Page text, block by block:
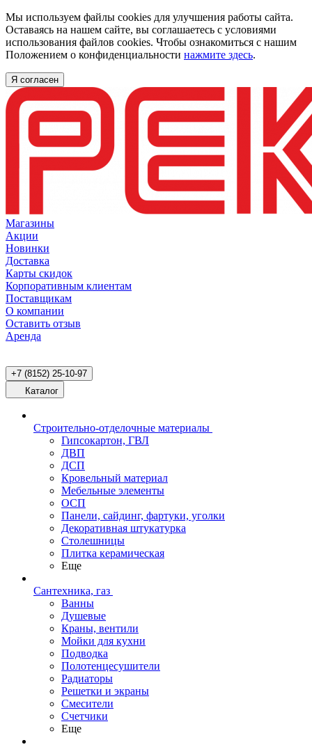
Мы используем файлы cookies для улучшения работы сайта.
Оставаясь на нашем сайте, вы соглашаетесь с условиями
использования файлов cookies. Чтобы ознакомиться с нашим
Положением о конфиденциальности нажмите здесь.
Я согласен
Магазины
Акции
Новинки
Доставка
Карты скидок
Корпоративным клиентам
Поставщикам
О компании
Оставить отзыв
Аренда
+7 (8152) 25-10-97
Каталог
Строительно-отделочные материалы
Гипсокартон, ГВЛ
ДВП
ДСП
Кровельный материал
Мебельные элементы
ОСП
Панели, сайдинг, фартуки, уголки
Декоративная штукатурка
Столешницы
Плитка керамическая
Еще
Сантехника, газ
Ванны
Душевые
Краны, вентили
Мойки для кухни
Подводка
Полотенцесушители
Радиаторы
Решетки и экраны
Смесители
Счетчики
Еще